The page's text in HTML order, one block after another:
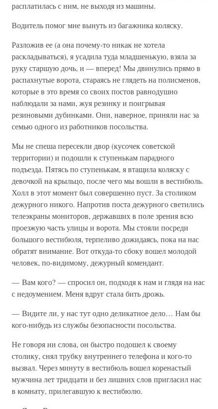
расплатилась с ним, не выходя из машины.
Водитель помог мне вынуть из багажника коляску.
Разложив ее (а она почему-то никак не хотела
раскладываться), я усадила туда младшенькую, взяла за
руку старшую дочь, и — вперед! Мы двинулись прямо в
распахнутые ворота, стараясь не глядеть на полисменов,
которые в это время со своих постов равнодушно
наблюдали за нами, жуя резинку и поигрывая
резиновыми дубинками. Они, наверное, приняли нас за
семью одного из работников посольства.
Мы не спеша пересекли двор (кусочек советской
территории) и подошли к ступенькам парадного
подъезда. Пятясь по ступенькам, я втащила коляску с
девочкой на крыльцо, после чего мы вошли в вестибюль.
Холл в этот момент был совершенно пуст. За столиком
дежурного никого. Напротив поста дежурного светились
телеэкраны мониторов, державших в поле зрения всю
проезжую часть улицы и ворота. Мы стояли посреди
большого вестибюля, терпеливо дожидаясь, пока на нас
обратят внимание. Вот откуда-то сбоку вошел молодой
человек, по-видимому, дежурный комендант.
— Вам кого? — спросил он, подходя к нам и глядя на нас
с недоумением. Меня вдруг стала бить дрожь.
— Видите ли, у нас тут одно деликатное дело… Нам бы
кого-нибудь из службы безопасности посольства.
Не говоря ни слова, он быстро подошел к своему
столику, снял трубку внутреннего телефона и кого-то
вызвал. Через минуту в вестибюль вошел коренастый
мужчина лет тридцати и без лишних слов пригласил нас
в комнату, прилегавшую к вестибюлю.